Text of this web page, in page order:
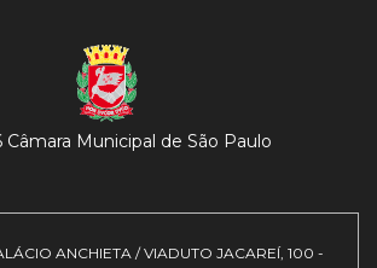
Câmara Municipal de São Paulo
ANCHIETA / VIADUTO JACAREÍ, 100 -